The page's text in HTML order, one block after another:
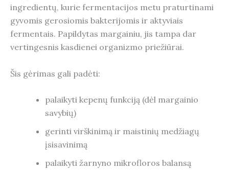
ingredientų, kurie fermentacijos metu praturtinami
gyvomis gerosiomis bakterijomis ir aktyviais
fermentais. Papildytas margainiu, jis tampa dar
vertingesnis kasdienei organizmo priežiūrai.
Šis gėrimas gali padėti:
palaikyti kepenų funkciją (dėl margainio
savybių)
gerinti virškinimą ir maistinių medžiagų
įsisavinimą
palaikyti žarnyno mikrofloros balansą